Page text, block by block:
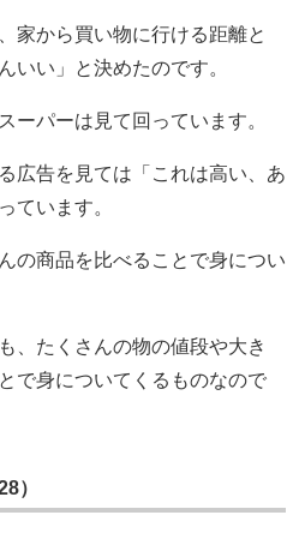
家から買い物に行ける距離と
いい」と決めたのです。
ーパーは見て回っています。
広告を見ては「これは高い、あ
ています。
の商品を比べることで身につい
、たくさんの物の値段や大き
で身についてくるものなので
）